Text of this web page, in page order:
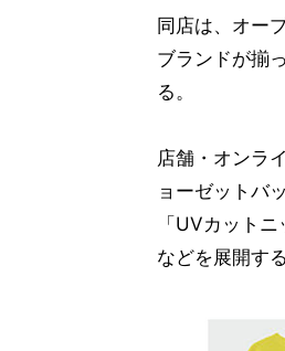
同店は、オー
ブランドが揃
る。
店舗・オンラ
ョーゼットバ
「UVカット
などを展開する